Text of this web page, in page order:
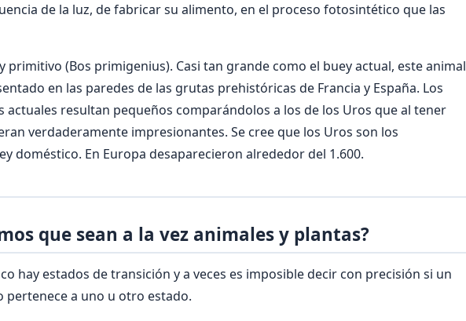
de la luz, de fabricar su alimento, en el proceso fotosintético que las
primitivo (Bos primigenius). Casi tan grande como el buey actual, este animal
en las paredes de las grutas prehistóricas de Francia y España. Los
actuales resultan pequeños comparándolos a los de los Uros que al tener
verdaderamente impresionantes. Se cree que los Uros son los
doméstico. En Europa desaparecieron alrededor del 1.600.
que sean a la vez animales y plantas?
hay estados de transición y a veces es imposible decir con precisión si un
a uno u otro estado.